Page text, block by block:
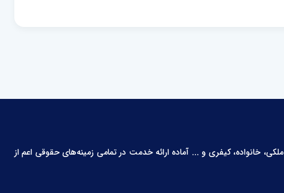
خانواده، کیفری و ... آماده ارائه خدمت در تمامی زمینه‌های حقوقی اعم از